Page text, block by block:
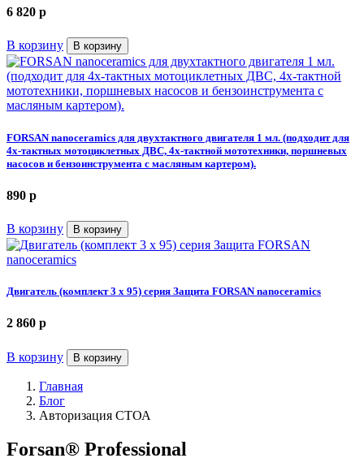
6 820 p
В корзину В корзину
FORSAN nanoceramics для двухтактного двигателя 1 мл. (подходит для
4х-тактных мотоциклетных ДВС, 4х-тактной мототехники, поршневых
насосов и бензоинструмента с масляным картером).
890 p
В корзину В корзину
Двигатель (комплект 3 х 95) серия Защита FORSAN nanoceramics
2 860 p
В корзину В корзину
Главная
Блог
Авторизация СТОА
Forsan® Professional